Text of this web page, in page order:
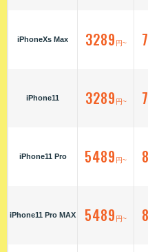
iPhoneXs Max
iPhone11
iPhone11 Pro
iPhone11 Pro MAX
3289 円~
3289 円~
5489 円~
5489 円~